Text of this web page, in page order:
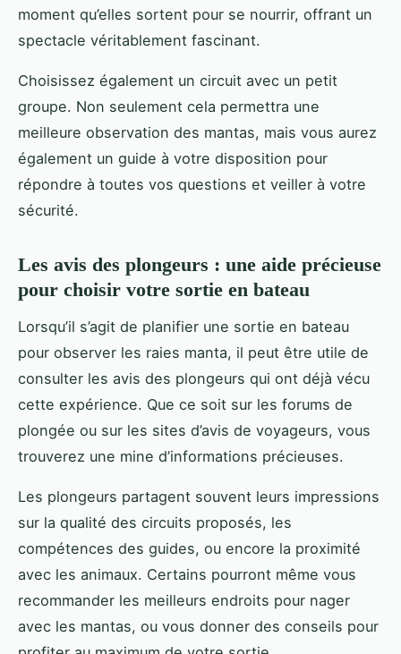
moment qu’elles sortent pour se nourrir, offrant un
spectacle véritablement fascinant.
Choisissez également un circuit avec un petit
groupe. Non seulement cela permettra une
meilleure observation des mantas, mais vous aurez
également un guide à votre disposition pour
répondre à toutes vos questions et veiller à votre
sécurité.
Les avis des plongeurs : une aide précieuse
pour choisir votre sortie en bateau
Lorsqu’il s’agit de planifier une sortie en bateau
pour observer les raies manta, il peut être utile de
consulter les avis des plongeurs qui ont déjà vécu
cette expérience. Que ce soit sur les forums de
plongée ou sur les sites d’avis de voyageurs, vous
trouverez une mine d’informations précieuses.
Les plongeurs partagent souvent leurs impressions
sur la qualité des circuits proposés, les
compétences des guides, ou encore la proximité
avec les animaux. Certains pourront même vous
recommander les meilleurs endroits pour nager
avec les mantas, ou vous donner des conseils pour